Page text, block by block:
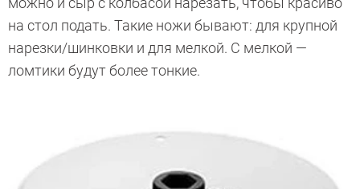
на стол подать. Такие ножи бывают: для крупной
нарезки/шинковки и для мелкой. С мелкой —
ломтики будут более тонкие.